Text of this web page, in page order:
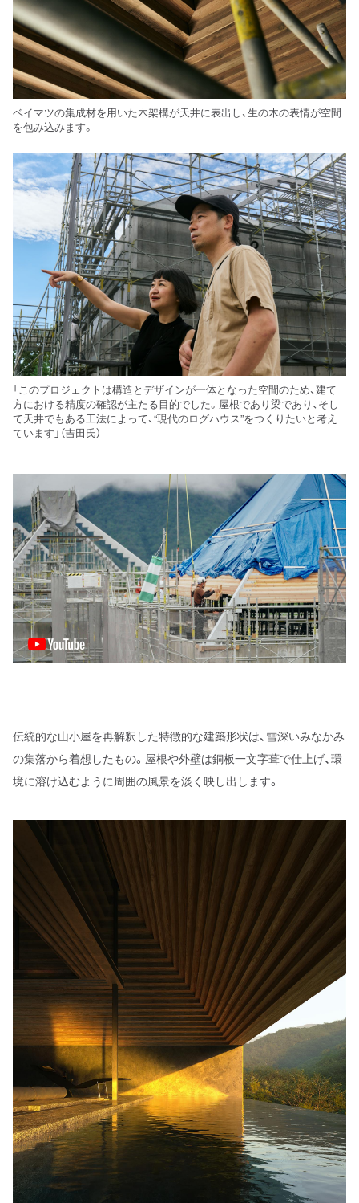
ベイマツの集成材を用いた木架構が天井に表出し、生の木の表情が空間
を包み込みます。
「このプロジェクトは構造とデザインが一体となった空間のため、建て
方における精度の確認が主たる目的でした。屋根であり梁であり、そし
て天井でもある工法によって、“現代のログハウス”をつくりたいと考え
ています」（吉田氏）
伝統的な山小屋を再解釈した特徴的な建築形状は、雪深いみなかみ
の集落から着想したもの。屋根や外壁は銅板一文字葺で仕上げ、環
境に溶け込むように周囲の風景を淡く映し出します。